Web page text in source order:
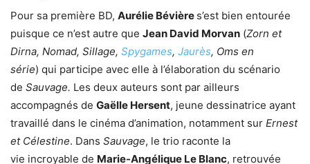
Pour sa première BD, Aurélie Bévière s’est bien entourée
puisque ce n’est autre que Jean David Morvan (Zorn et
Dirna, Nomad, Sillage, Spygames, Jaurès, Oms en
série) qui participe avec elle à l’élaboration du scénario
de Sauvage. Les deux auteurs sont par ailleurs
accompagnés de Gaëlle Hersent, jeune dessinatrice ayant
travaillé dans le cinéma d’animation, notamment sur Ernest
et Célestine. Dans Sauvage, le trio raconte la
vie incroyable de Marie-Angélique Le Blanc, retrouvée